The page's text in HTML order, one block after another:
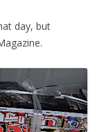
day, but